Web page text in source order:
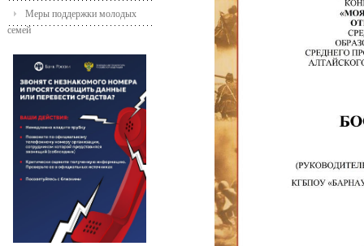
Меры поддержки молодых
семей